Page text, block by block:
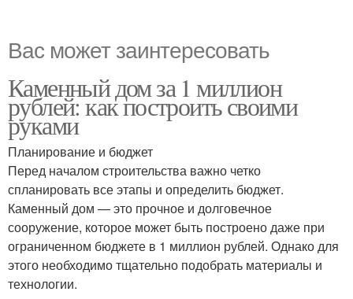
Вас может заинтересовать
Каменный дом за 1 миллион
рублей: как построить своими
руками
Планирование и бюджет
Перед началом строительства важно четко
спланировать все этапы и определить бюджет.
Каменный дом — это прочное и долговечное
сооружение, которое может быть построено даже при
ограниченном бюджете в 1 миллион рублей. Однако для
этого необходимо тщательно подобрать материалы и
технологии.